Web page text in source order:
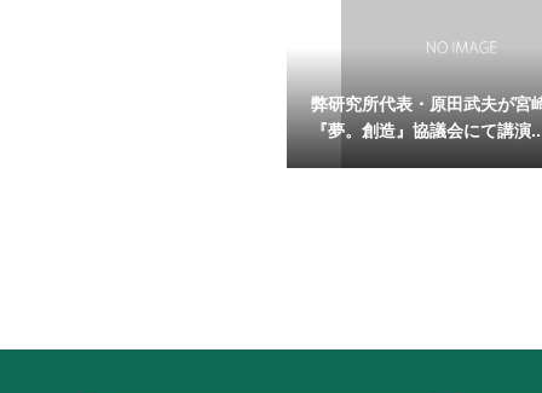
弊研究所代表・原田武夫が宮
『夢。創造』協議会にて講演